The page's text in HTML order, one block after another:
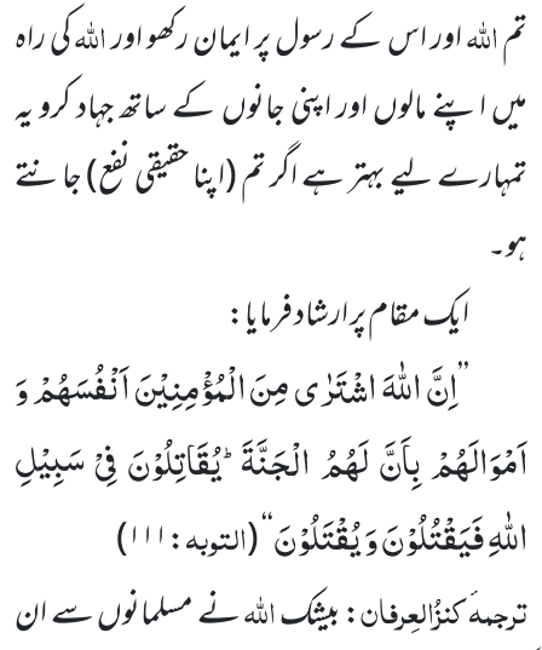
تماللہاور اس کے رسول پر ایمان رکھو اوراللہکی راہ
میں اپنے مالوں اور اپنی جانوں کے ساتھ جہاد کرو یہ
تمہارے لیے بہتر ہے اگر تم(اپنا حقیقی نفع)جانتے
ہو۔
ایک مقام پر ارشاد فرمایا:
’’اِنَّ اللّٰهَ اشْتَرٰى مِنَ الْمُؤْمِنِیْنَ اَنْفُسَهُمْ وَ
اَمْوَالَهُمْ بِاَنَّ لَهُمُ الْجَنَّةَؕ-یُقَاتِلُوْنَ فِیْ سَبِیْلِ
اللّٰهِ فَیَقْتُلُوْنَ وَ یُقْتَلُوْنَ‘‘
(التوبہ:۱۱۱)
ترجمۂکنزُالعِرفان: بیشکاللہنے مسلمانوں سے ان